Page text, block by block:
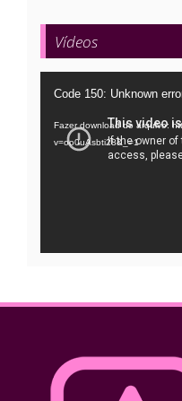
Vídeos
Tocador
vídeo
Code 150: Unknown
Fazer download do arquivo:
v=oo0uAsbti28&_=1